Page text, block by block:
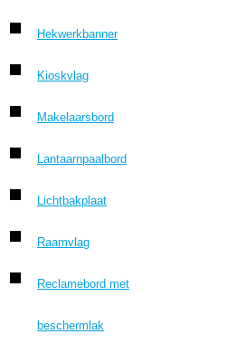
Hekwerkbanner
Kioskvlag
Makelaarsbord
Lantaarnpaalbord
Lichtbakplaat
Raamvlag
Reclamebord met
beschermlak